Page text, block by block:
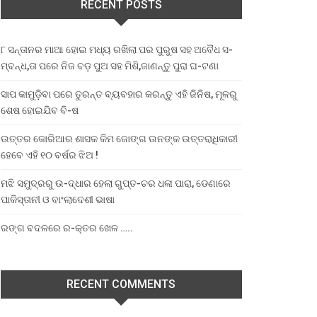
RECENT POSTS
୮ ସନ୍ତାନର ମାଆ ହୋଇ ମଧ୍ୟ ରଖିଲା ପର ପୁରୁଷ ସହ ଅବୈଧ ସ-
ମ୍ବନ୍ଧ,ତା ପରେ ନିଜ ବଡ଼ ପୁଅ ସହ ମିଶି,ଜାଣନ୍ତୁ ପୁରା ଘ-ଟଣା
ସାପ କାମୁଡ଼ିବା ପରେ ତୁରନ୍ତ ବ୍ୟବହାର କରନ୍ତୁ ଏହି ଜିନିଷ, ମୂଳରୁ
ଶେଷ ହୋଇଯିବ ବି-ଷ
ଉତ୍ତର କୋରିଆର ଶାସକ କିମ ଜୋଙ୍ଗ ଉନଙ୍କ ଉତ୍ତରାଧିକାରୀ
ହେବେ ଏହି ୧୦ ବର୍ଷର ଝିଅ !
ମଝି ସମୁଦ୍ରରୁ ଉ-ଦ୍ଧାର ହେଲା ଗୁପ୍ତ-ଚର ଧଳା ପାରା, ଡେଣାରେ
ପାକିସ୍ତାନୀ ଓ ବାଂଲାଦେଶୀ ଭାଷା
ରଙ୍ଗ ବଦଳରେ ର-କ୍ତର ଖେଳ …..
RECENT COMMENTS